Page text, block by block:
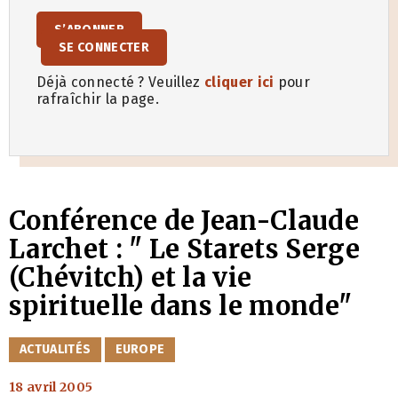
S’ABONNER
SE CONNECTER
Déjà connecté ? Veuillez cliquer ici pour
rafraîchir la page.
Conférence de Jean-Claude
Larchet : " Le Starets Serge
(Chévitch) et la vie
spirituelle dans le monde"
CATÉGORIES
ACTUALITÉS EUROPE
18 avril 2005